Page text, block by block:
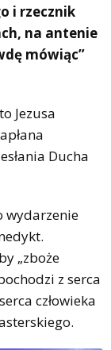
i rzecznik
na antenie
mówiąc”
Jezusa
Ducha
wydarzenie
„zboże
z serca
człowieka